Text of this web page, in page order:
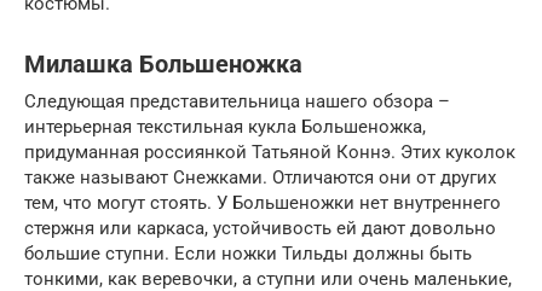
Милашка Большеножка
Следующая представительница нашего обзора –
интерьерная текстильная кукла Большеножка,
придуманная россиянкой Татьяной Коннэ. Этих куколок
также называют Снежками. Отличаются они от других
тем, что могут стоять. У Большеножки нет внутреннего
стержня или каркаса, устойчивость ей дают довольно
большие ступни. Если ножки Тильды должны быть
тонкими, как веревочки, а ступни или очень маленькие,